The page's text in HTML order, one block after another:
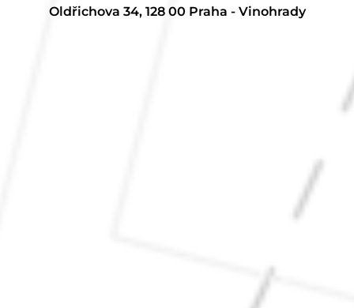
Oldřichova 34, 128 00 Praha - Vinohrady